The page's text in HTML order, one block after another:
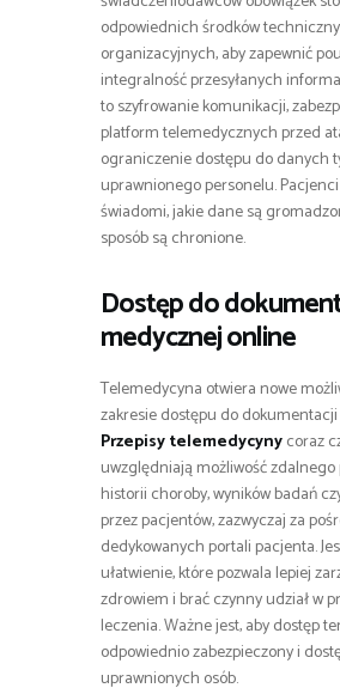
odpowiednich środków
organizacyjnych, aby zapewnić
integralność przesyłanych
to szyfrowanie komunikacji,
platform telemedycznych przed
ograniczenie dostępu do danych
uprawnionego personelu.
świadomi, jakie dane są
sposób są chronione.
Dostęp do
medycznej online
Telemedycyna otwiera nowe
zakresie dostępu do
Przepisy telemedycynycoraz
uwzględniają możliwość
historii choroby, wyników badań
przez pacjentów, zazwyczaj za
dedykowanych portali pacjenta.
ułatwienie, które pozwala lepiej
zdrowiem i brać czynny udział w
leczenia. Ważne jest, aby dostęp
odpowiednio zabezpieczony i
uprawnionych osób.